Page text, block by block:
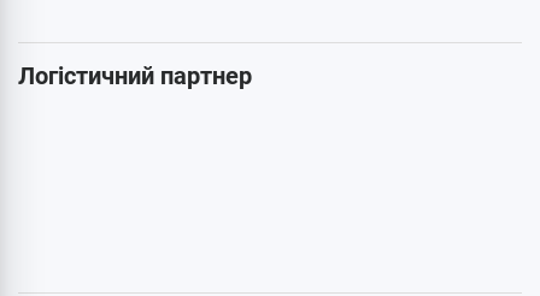
Логістичний партнер